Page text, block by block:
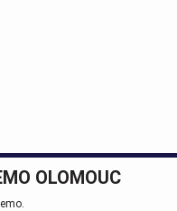
OLOMOUC